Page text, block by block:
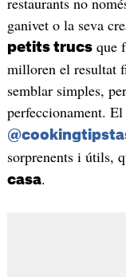
ganivet o la seva
petits trucsque
milloren el resultat
semblar simples,
perfeccionament. El
sorprenents i útils,
casa.